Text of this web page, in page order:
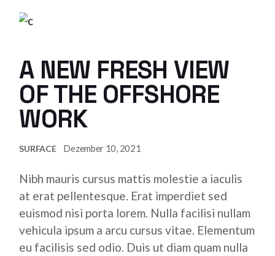
A NEW FRESH VIEW
OF THE OFFSHORE
WORK
SURFACE Dezember 10, 2021
Nibh mauris cursus mattis molestie a iaculis
at erat pellentesque. Erat imperdiet sed
euismod nisi porta lorem. Nulla facilisi nullam
vehicula ipsum a arcu cursus vitae. Elementum
eu facilisis sed odio. Duis ut diam quam nulla